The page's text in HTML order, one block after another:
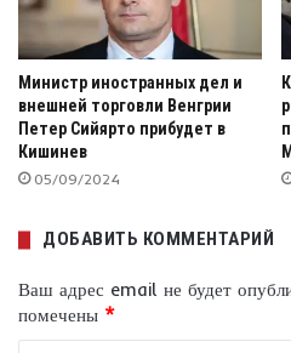
Министр иностранных дел и
внешней торговли Венгрии
Петер Сийярто прибудет в
Кишинев
05/09/2024
ДОБАВИТЬ КОММЕНТАРИЙ
Ваш адрес email не будет
помечены *